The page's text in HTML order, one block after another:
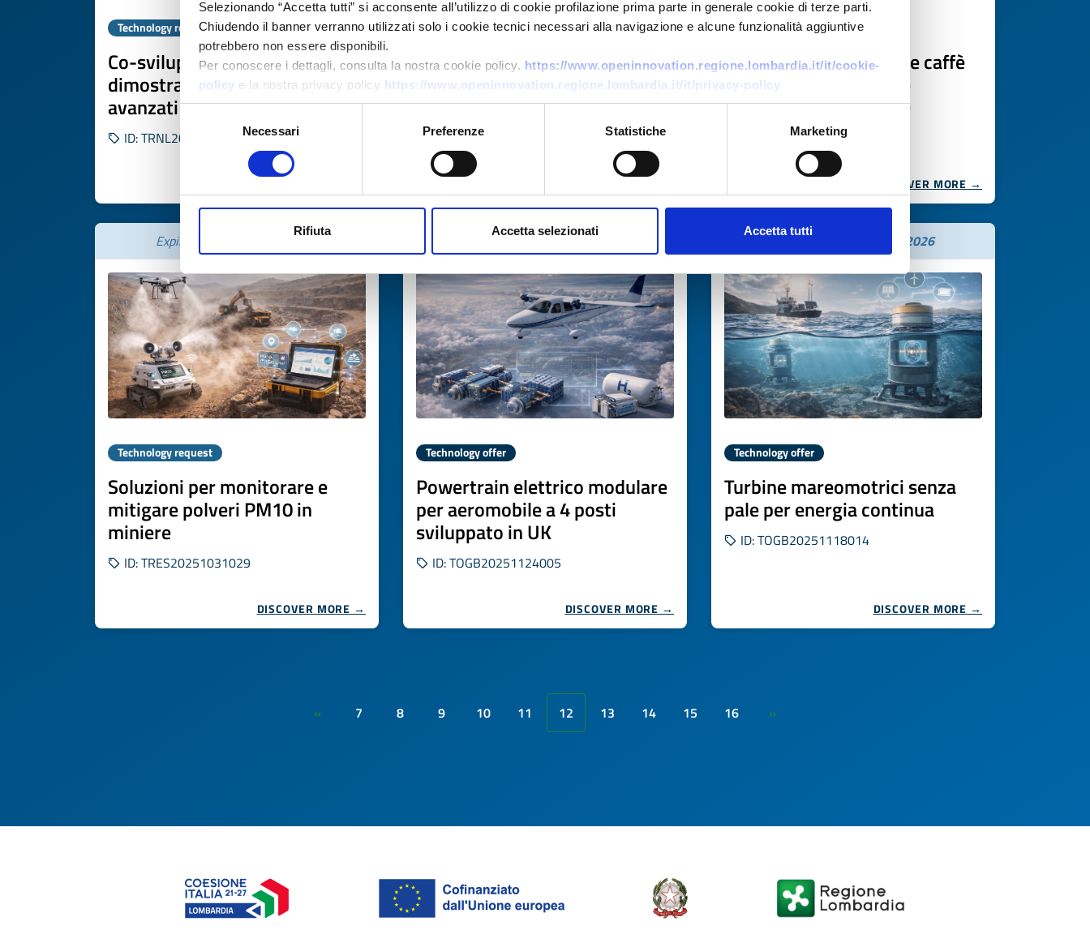
Selezionando “Accetta tutti” si acconsente all’utilizzo di cookie profilazione prima parte in generale cookie di terze parti.
Chiudendo il banner verranno utilizzati solo i cookie tecnici necessari alla navigazione e alcune funzionalità aggiuntive
potrebbero non essere disponibili.
Per conoscere i dettagli, consulta la nostra cookie policy. https://www.openinnovation.regione.lombardia.it/it/cookie-
policy e la nostra privacy policy https://www.openinnovation.regione.lombardia.it/it/privacy-policy
del
Necessari Preferenze Statistiche Marketing
Rifiuta Accetta selezionati Accetta tutti
Technology request
Co-sviluppo europeo per
dimostratori neuromorfici
avanzati
ID: TRNL20251104009
Technology request
PMI UK cerca partner per
estinguenti ad alta efficienza
per droni antincendio
ID: TRGB2025TRGB202511180271118027
Technology request
Azienda francese di tè e caffè
cerca linea per bustine
piramidali e imbustate
ID: TRFR20251121008
DISCOVER MORE →
Expires on 22 dicembre 2026
Technology request
Soluzioni per monitorare e
mitigare polveri PM10 in
miniere
ID: TRES20251031029
DISCOVER MORE →
Expires on22 dicembre 2026
Technology offer
Powertrain elettrico modulare
per aeromobile a 4 posti
sviluppato in UK
ID: TOGB20251124005
DISCOVER MORE →
Expires on 22 dicembre 2026
Technology offer
Turbine mareomotrici senza
pale per energia continua
ID: TOGB20251118014
DISCOVER MORE →
« 7 8 9 10 11 12 13 14 15 16 »